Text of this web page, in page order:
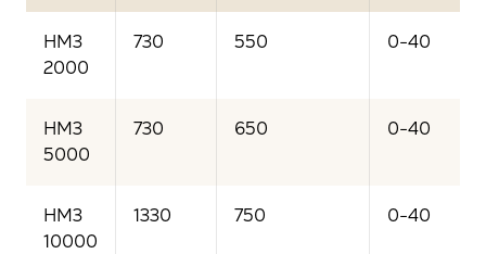
HM3
2000
730 550 0-40
HM3
5000
730 650 0-40
HM3
10000
1330 750 0-40